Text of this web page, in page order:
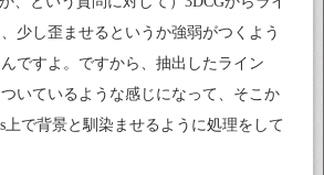
少し歪ませるというか強弱がつくよう
ですよ。ですから、抽出したライン
いているような感じになって、そこか
上で背景と馴染ませるように処理をして